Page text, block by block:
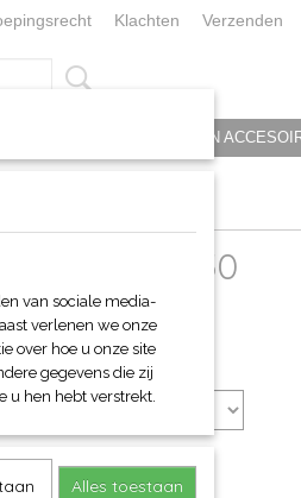
Klachten Verzenden
KERST/FEEST KLEDING EN
125x150
van sociale media-
verlenen we onze
over hoe u onze site
gegevens die zij
u hen hebt verstrekt.
Alles toestaan